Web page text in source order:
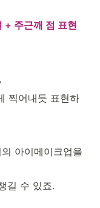
+ 주근깨 점 표현
찍어내듯 표현하
아이메이크업을
길 수 있죠.